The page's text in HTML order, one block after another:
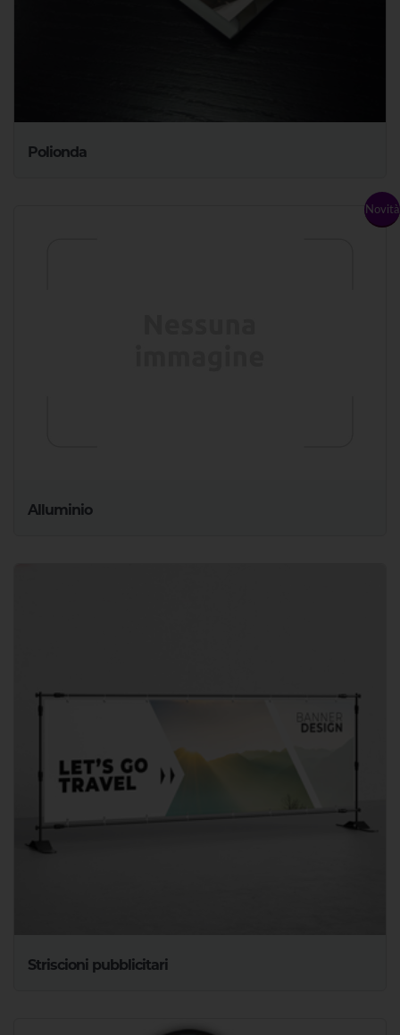
Polionda
Novità
Alluminio
Striscioni pubblicitari